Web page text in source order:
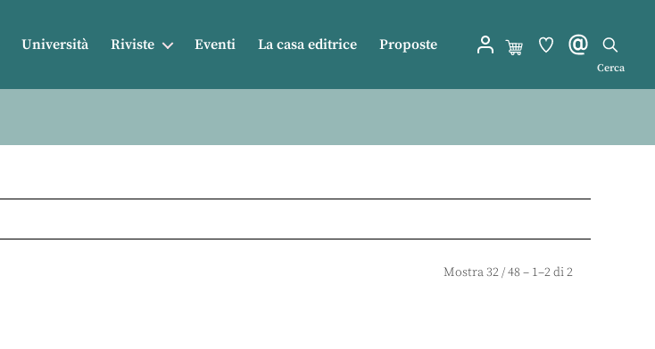
Università Riviste Eventi La casa editrice Proposte
Cerca
Mostra32/48– 1–2 di 2